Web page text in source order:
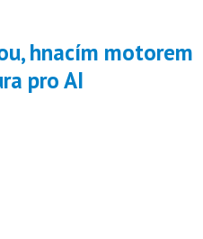
pro AI